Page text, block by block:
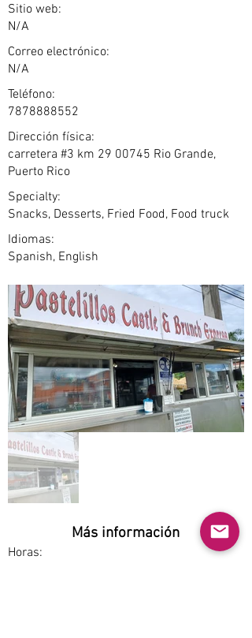
Sitio web:
N/A
Correo electrónico:
N/A
Teléfono:
7878888552
Dirección física:
carretera #3 km 29 00745 Rio Grande,
Puerto Rico
Specialty:
Snacks, Desserts, Fried Food, Food truck
Idiomas:
Spanish, English
Más información
Horas: